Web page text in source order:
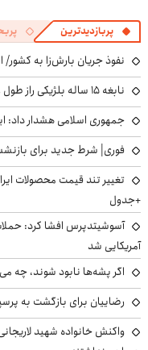
پربازدیدترین
نفوذ جریان بارش‌زا به کشور/
نابغه ۱۵ ساله بلژیکی راز طول عمر و توقف پیری انسان را کشف می‌کند؟
جمهوری اسلامی هشدار
فوری| شرط جدید برای
+جدول
آمریکایی شد
اگر پشه‌ها نابود شوند، چه
رضاییان برای بازگشت به
واکنش خانواده شهید